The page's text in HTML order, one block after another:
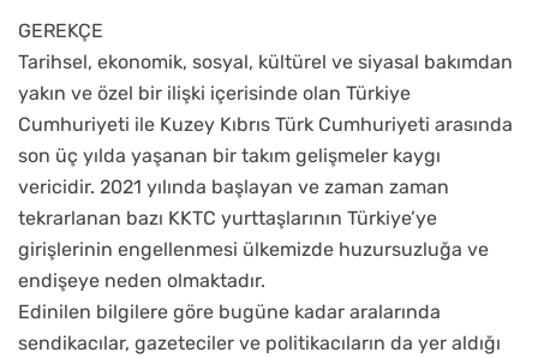
GEREKÇE
Tarihsel, ekonomik, sosyal, kültürel ve siyasal bakımdan
yakın ve özel bir ilişki içerisinde olan Türkiye
Cumhuriyeti ile Kuzey Kıbrıs Türk Cumhuriyeti arasında
son üç yılda yaşanan bir takım gelişmeler kaygı
vericidir. 2021 yılında başlayan ve zaman zaman
tekrarlanan bazı KKTC yurttaşlarının Türkiye’ye
girişlerinin engellenmesi ülkemizde huzursuzluğa ve
endişeye neden olmaktadır.
Edinilen bilgilere göre bugüne kadar aralarında
sendikacılar, gazeteciler ve politikacıların da yer aldığı